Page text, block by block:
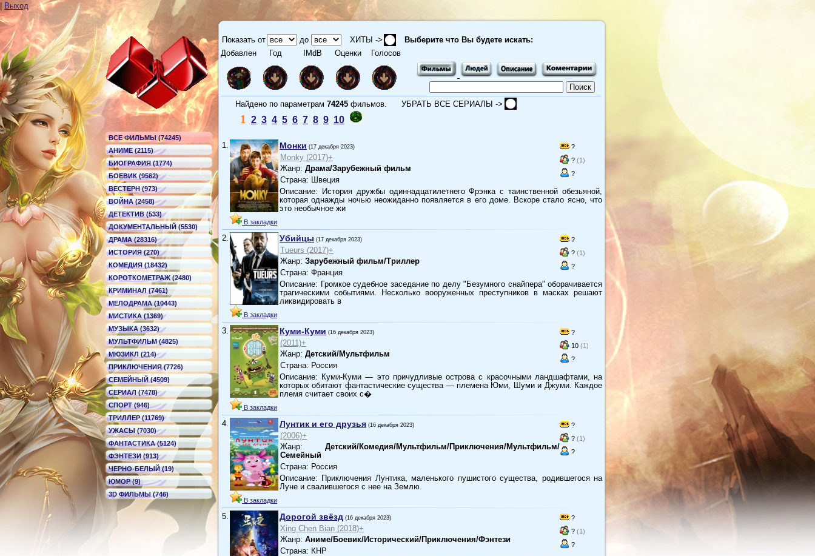
Выход
ВСЕ ФИЛЬМЫ (74245)
АНИМЕ (2115)
БИОГРАФИЯ (1774)
БОЕВИК (9562)
ВЕСТЕРН (973)
ВОЙНА (2458)
ДЕТЕКТИВ (533)
ДОКУМЕНТАЛЬНЫЙ (5530)
ДРАМА (28316)
ИСТОРИЯ (270)
КОМЕДИЯ (18432)
КОРОТКОМЕТРАЖ (2480)
КРИМИНАЛ (7461)
МЕЛОДРАМА (10443)
МИСТИКА (1369)
МУЗЫКА (3632)
МУЛЬТФИЛЬМ (4825)
МЮЗИКЛ (214)
ПРИКЛЮЧЕНИЯ (7726)
СЕМЕЙНЫЙ (4509)
СЕРИАЛ (7478)
СПОРТ (946)
ТРИЛЛЕР (11769)
УЖАСЫ (7030)
ФАНТАСТИКА (5124)
ФЭНТЕЗИ (913)
ЧЕРНО-БЕЛЫЙ (19)
ЮМОР (9)
3D ФИЛЬМЫ (746)
Показать от до ХИТЫ ->
Выберите что Вы будете искать:
Добавлен Год IMdB Оценки Голосов
Найдено по параметрам 74245 фильмов. УБРАТЬ ВСЕ СЕРИАЛЫ ->
1 2 3 4 5 6 7 8 9 10
1.
В закладки
?
? (1)
?
Монки (17 декабря 2023)
Monky (2017)+
Жанр: Драма/Зарубежный фильм
Страна: Швеция
Описание: История дружбы одиннадцатилетнего Фрэнка с таинственной обезьяной,
которая однажды ночью неожиданно появляется в его доме. Вскоре стало ясно, что
это необычное жи
2.
В закладки
?
? (1)
?
Убийцы (17 декабря 2023)
Tueurs (2017)+
Жанр: Зарубежный фильм/Триллер
Страна: Франция
Описание: Громкое судебное заседание по делу "Безумного снайпера" оборачивается
трагическими событиями. Несколько вооруженных преступников в масках решают
ликвидировать в
3.
В закладки
?
10 (1)
?
Куми-Куми (16 декабря 2023)
(2011)+
Жанр: Детский/Мультфильм
Страна: Россия
Описание: Куми-Куми — это причудливые острова с красочными ландшафтами, на
которых обитают фантастические существа — племена Юми, Шуми и Джуми. Каждое
племя считает своих с�
4.
В закладки
?
? (1)
?
Лунтик и его друзья (16 декабря 2023)
(2006)+
Жанр: Детский/Комедия/Мультфильм/Приключения/Мультфильм/
Семейный
Страна: Россия
Описание: Приключения Лунтика, маленького пушистого существа, родившегося на
Луне и свалившегося с нее на Землю.
5.
?
? (1)
?
Дорогой звёзд (16 декабря 2023)
Xing Chen Bian (2018)+
Жанр: Аниме/Боевик/Исторический/Приключения/Фэнтези
Страна: КНР